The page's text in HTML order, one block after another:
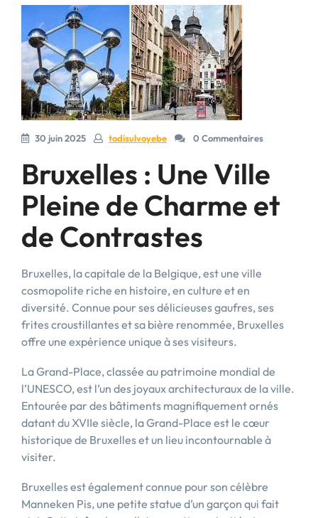
30 juin 2025 todisulvoyebe 0 Commentaires
Bruxelles : Une Ville
Pleine de Charme et
de Contrastes
Bruxelles, la capitale de la Belgique, est une ville
cosmopolite riche en histoire, en culture et en
diversité. Connue pour ses délicieuses gaufres, ses
frites croustillantes et sa bière renommée, Bruxelles
offre une expérience unique à ses visiteurs.
La Grand-Place, classée au patrimoine mondial de
l’UNESCO, est l’un des joyaux architecturaux de la ville.
Entourée par des bâtiments magnifiquement ornés
datant du XVIIe siècle, la Grand-Place est le cœur
historique de Bruxelles et un lieu incontournable à
visiter.
Bruxelles est également connue pour son célèbre
Manneken Pis, une petite statue d’un garçon qui fait